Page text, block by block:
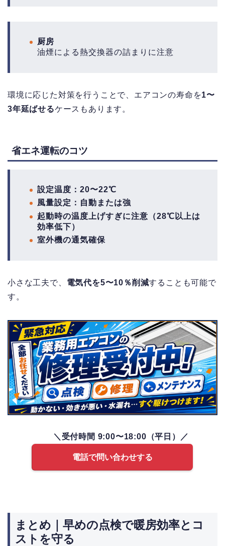
厨房
油煙による熱交換器の詰まりに注意
環境に応じた対策を行うことで、エアコンの寿命を1〜
3年延ばせるケースもあります。
省エネ運転のコツ
設定温度：20〜22℃
風量設定：自動または強
起動時の温度上げすぎに注意（28℃以上は
効率低下）
室外機の通気確保
小さな工夫で、 電気代を5〜10％削減することも可能で
す。
＼受付時間 9:00〜18:00（平日）／
電話で問い合わせする
まとめ｜早めの点検で暖房効率とコ
ストを守る